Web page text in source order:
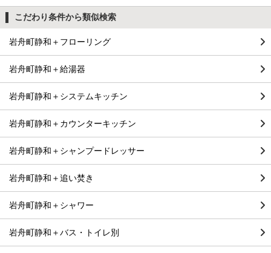
こだわり条件から類似検索
岩舟町静和＋フローリング
岩舟町静和＋給湯器
岩舟町静和＋システムキッチン
岩舟町静和＋カウンターキッチン
岩舟町静和＋シャンプードレッサー
岩舟町静和＋追い焚き
岩舟町静和＋シャワー
岩舟町静和＋バス・トイレ別